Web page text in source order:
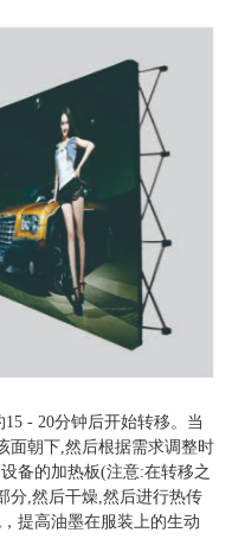
- 20分钟后开始转移。当
面朝下,然后根据需求调整时
备的加热板(注意:在转移之
分,然后干燥,然后进行热传
提高油墨在服装上的生动